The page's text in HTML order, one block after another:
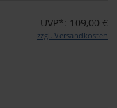
UVP*: 109,00 €
zzgl. Versandkosten